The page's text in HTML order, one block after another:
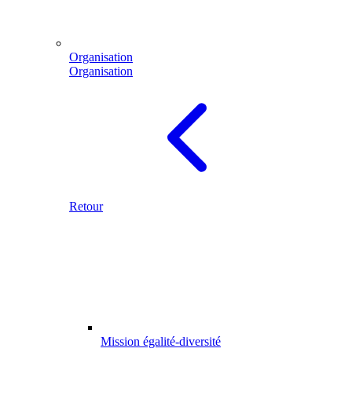
Organisation
Organisation
Retour
Mission égalité-diversité